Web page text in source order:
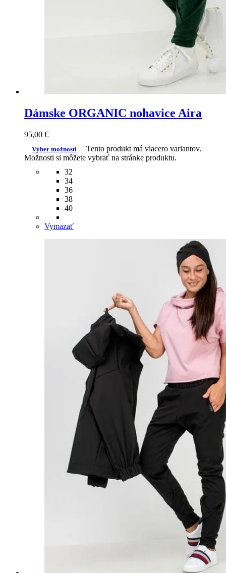
Dámske ORGANIC nohavice Aira
95,00 €
Výber možností
Tento produkt má viacero variantov.
Možnosti si môžete vybrať na stránke produktu.
32
34
36
38
40
Vymazať